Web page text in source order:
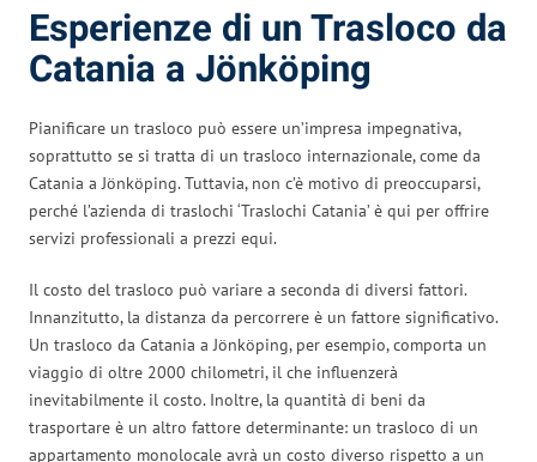
Esperienze di un Trasloco da
Catania a Jönköping
Pianificare un trasloco può essere un’impresa impegnativa,
soprattutto se si tratta di un trasloco internazionale, come da
Catania a Jönköping. Tuttavia, non c’è motivo di preoccuparsi,
perché l’azienda di traslochi ‘Traslochi Catania’ è qui per offrire
servizi professionali a prezzi equi.
Il costo del trasloco può variare a seconda di diversi fattori.
Innanzitutto, la distanza da percorrere è un fattore significativo.
Un trasloco da Catania a Jönköping, per esempio, comporta un
viaggio di oltre 2000 chilometri, il che influenzerà
inevitabilmente il costo. Inoltre, la quantità di beni da
trasportare è un altro fattore determinante: un trasloco di un
appartamento monolocale avrà un costo diverso rispetto a un